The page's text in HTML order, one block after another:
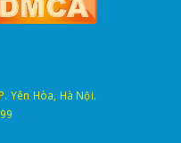
Yên Hòa, Hà Nội.